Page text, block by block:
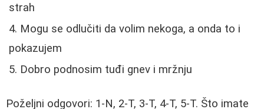
strah
Mogu se odlučiti da volim nekoga, a onda to i
pokazujem
Dobro podnosim tuđi gnev i mržnju
Poželjni odgovori: 1-N, 2-T, 3-T, 4-T, 5-T. Što imate